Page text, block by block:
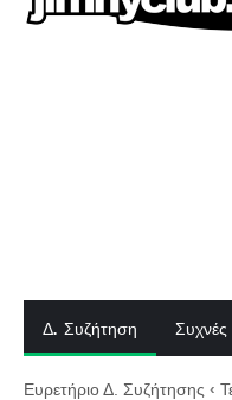
Δ. Συζήτηση Συχνές
Ευρετήριο Δ. Συζήτησης ‹